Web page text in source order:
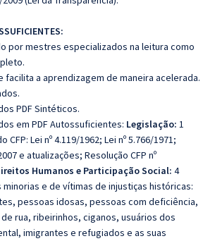
por mestres especializados na leitura como
facilita a aprendizagem de maneira acelerada.
PDF Sintéticos.
em PDF Autossuficientes: Legislação: 1
Lei nº 4.119/1962; Lei nº 5.766/1971;
e atualizações; Resolução CFP nº
Humanos e Participação Social: 4
minorias e de vítimas de injustiças históricas:
pessoas idosas, pessoas com deficiência,
rua, ribeirinhos, ciganos, usuários dos
imigrantes e refugiados e as suas